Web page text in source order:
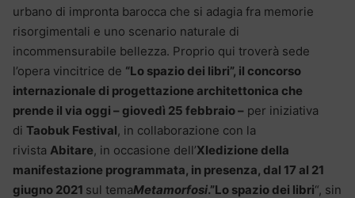
urbano di impronta barocca che si adagia fra memorie
risorgimentali e uno scenario naturale di
incommensurabile bellezza. Proprio qui troverà sede
l’opera vincitrice de “Lo spazio dei libri”, il concorso
internazionale di progettazione architettonica che
prende il via oggi – giovedì 25 febbraio – per iniziativa
di Taobuk Festival, in collaborazione con la
rivista Abitare, in occasione dell’XIedizione della
manifestazione programmata, in presenza, dal 17 al 21
giugno 2021 sul temaMetamorfosi.”Lo spazio dei libri“, sin